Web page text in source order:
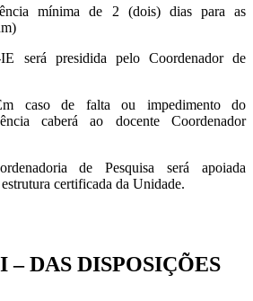
mínima de 2 (dois) dias para as
será presidida pelo Coordenador de
caso de falta ou impedimento do
caberá ao docente Coordenador
de Pesquisa será apoiada
certificada da Unidade.
DAS DISPOSIÇÕES